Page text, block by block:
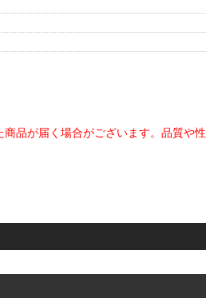
品が届く場合がございます。品質や